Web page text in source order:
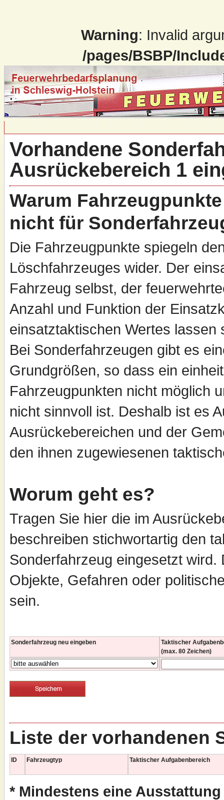
Warning: Invalid
/pages/BSBP/
Vorhandene
Ausrückebereich 1
Warum
nicht für
Die Fahrzeugpunkte spiegeln
Löschfahrzeuges wider. Der
Fahrzeug selbst, der
Anzahl und Funktion der
einsatztaktischen Wertes
Bei Sonderfahrzeugen gibt es
Grundgrößen, so dass ein
Fahrzeugpunkten nicht möglich
nicht sinnvoll ist. Deshalb ist es
Ausrückebereichen und der
den ihnen zugewiesenen
Worum geht es?
Tragen Sie hier die im
beschreiben stichwortartig den
Sonderfahrzeug eingesetzt
Objekte, Gefahren oder
sein.
Sonderfahrzeug neu eingeben
Taktischer
(max. 80 Zeichen)
Liste der vorhandenen
ID Fahrzeugtyp Taktischer Aufgabenbereich
* Mindestens eine